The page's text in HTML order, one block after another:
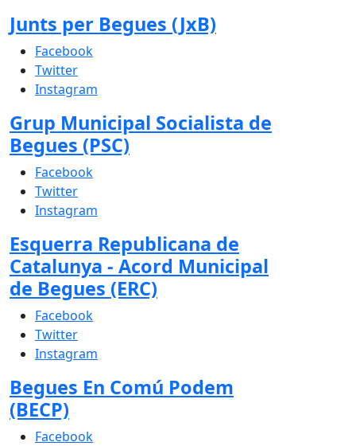
Junts per Begues (JxB)
Facebook
Twitter
Instagram
Grup Municipal Socialista de
Begues (PSC)
Facebook
Twitter
Instagram
Esquerra Republicana de
Catalunya - Acord Municipal
de Begues (ERC)
Facebook
Twitter
Instagram
Begues En Comú Podem
(BECP)
Facebook